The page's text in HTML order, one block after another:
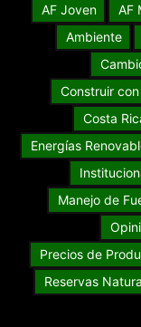
AF Joven AF
Ambiente
Construir
Costa
Energías
Manejo de
Precios de
Reservas